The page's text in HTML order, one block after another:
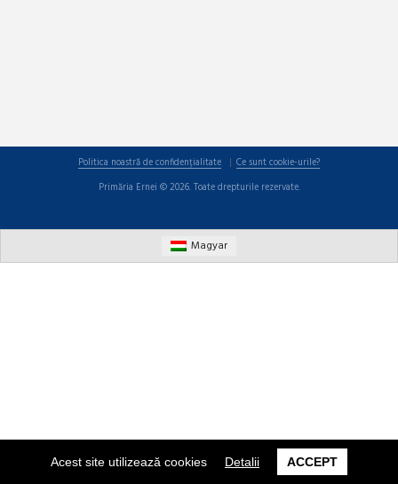
Acest site utilizează cookies Detalii ACCEPT
Politica noastră de confidențialitate
Ce sunt cookie-urile?
Primăria Ernei © 2026. Toate drepturile rezervate.
Magyar